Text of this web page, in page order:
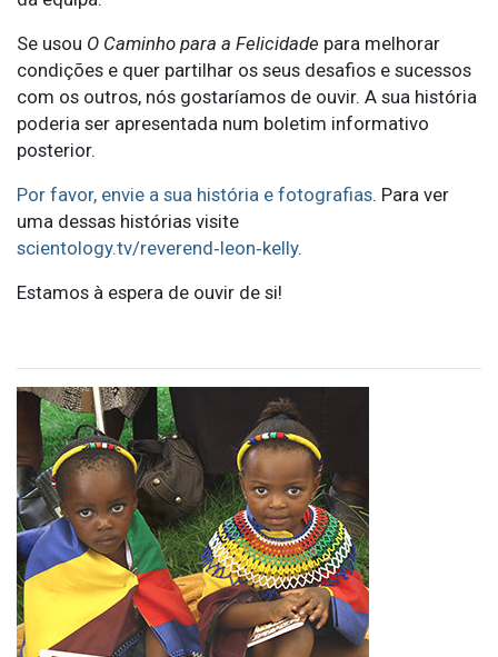
Se usou O Caminho para a Felicidade para melhorar
condições e quer partilhar os seus desafios e sucessos
com os outros, nós gostaríamos de ouvir. A sua história
poderia ser apresentada num boletim informativo
posterior.
Por favor, envie a sua história e fotografias. Para ver
uma dessas histórias visite
scientology.tv/reverend‑leon‑kelly.
Estamos à espera de ouvir de si!